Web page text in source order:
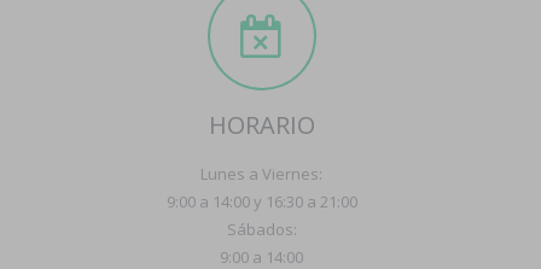
HORARIO
Lunes a Viernes:
9:00 a 14:00 y 16:30 a 21:00
Sábados:
9:00 a 14:00